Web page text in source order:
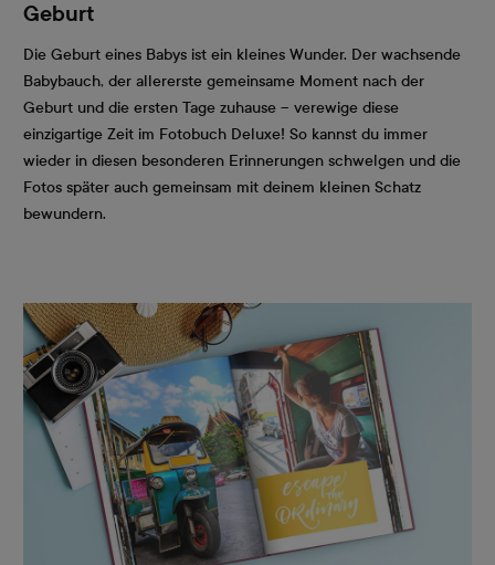
Geburt
Die Geburt eines Babys ist ein kleines Wunder. Der wachsende
Babybauch, der allererste gemeinsame Moment nach der
Geburt und die ersten Tage zuhause – verewige diese
einzigartige Zeit im Fotobuch Deluxe! So kannst du immer
wieder in diesen besonderen Erinnerungen schwelgen und die
Fotos später auch gemeinsam mit deinem kleinen Schatz
bewundern.